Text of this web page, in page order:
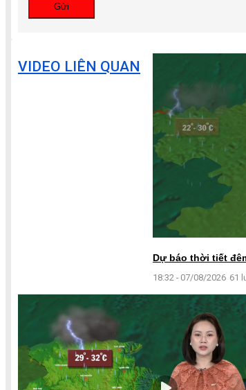
Gửi
VIDEO LIÊN QUAN
Dự báo thời tiết
18:32 - 07/08/2026 61